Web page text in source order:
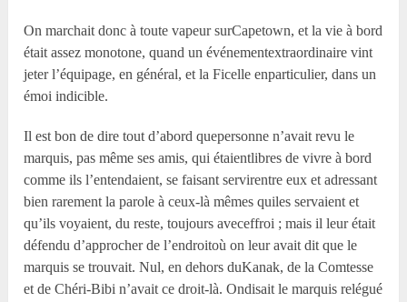
On marchait donc à toute vapeur surCapetown, et la vie à bord
était assez monotone, quand un événementextraordinaire vint
jeter l’équipage, en général, et la Ficelle enparticulier, dans un
émoi indicible.
Il est bon de dire tout d’abord quepersonne n’avait revu le
marquis, pas même ses amis, qui étaientlibres de vivre à bord
comme ils l’entendaient, se faisant servirentre eux et adressant
bien rarement la parole à ceux-là mêmes quiles servaient et
qu’ils voyaient, du reste, toujours aveceffroi ; mais il leur était
défendu d’approcher de l’endroitoù on leur avait dit que le
marquis se trouvait. Nul, en dehors duKanak, de la Comtesse
et de Chéri-Bibi n’avait ce droit-là. Ondisait le marquis relégué